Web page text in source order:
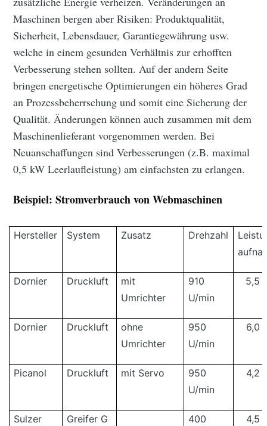
Maschinen bergen aber Risiken: Produktqualität,
Sicherheit, Lebensdauer, Garantiegewährung usw.
welche in einem gesunden Verhältnis zur erhofften
Verbesserung stehen sollten. Auf der andern Seite
bringen energetische Optimierungen ein höheres Grad
an Prozessbeherrschung und somit eine Sicherung der
Qualität. Änderungen können auch zusammen mit dem
Maschinenlieferant vorgenommen werden. Bei
Neuanschaffungen sind Verbesserungen (z.B. maximal
0,5 kW Leerlaufleistung) am einfachsten zu erlangen.
Beispiel: Stromverbrauch von Webmaschinen
Hersteller System Zusatz Drehzahl
Dornier Druckluft
mit
Umrichter
910
U/min
5,5
Dornier Druckluft
ohne
Umrichter
950
U/min
6,0
Picanol Druckluft mit Servo
950
U/min
4,2
Sulzer
Greifer G
400
4,5